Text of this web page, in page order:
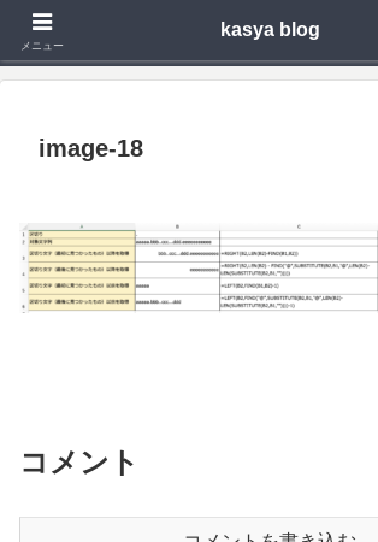
Webアプリ,モバイルアプリの開発や技術検証で
image-18
コメント
メニュー
kasya blog